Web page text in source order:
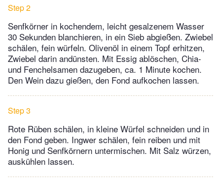
Step 2
Senfkörner in kochendem, leicht gesalzenem Wasser
30 Sekunden blanchieren, in ein Sieb abgießen. Zwiebel
schälen, fein würfeln. Olivenöl in einem Topf erhitzen,
Zwiebel darin andünsten. Mit Essig ablöschen, Chia-
und Fenchelsamen dazugeben, ca. 1 Minute kochen.
Den Wein dazu gießen, den Fond aufkochen lassen.
Step 3
Rote Rüben schälen, in kleine Würfel schneiden und in
den Fond geben. Ingwer schälen, fein reiben und mit
Honig und Senfkörnern untermischen. Mit Salz würzen,
auskühlen lassen.